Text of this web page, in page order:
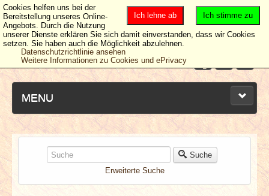
MENU
NEUESTE ARTIKEL
NEWS & DATES
Suche
Erweiterte Suche
Ich stimme zu
Ich lehne ab
Cookies helfen uns bei der
Bereitstellung unseres Online-
Angebots. Durch die Nutzung
unserer Dienste erklären Sie sich damit einverstanden, dass wir Cookies
setzen. Sie haben auch die Möglichkeit abzulehnen.
Datenschutzrichtlinie ansehen
Weitere Informationen zu Cookies und ePrivacy